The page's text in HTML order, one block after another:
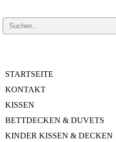
STARTSEITE
KONTAKT
KISSEN
BETTDECKEN & DUVETS
KINDER KISSEN & DECKEN
HERSTELLER
STÜTZKRAFTINDEX